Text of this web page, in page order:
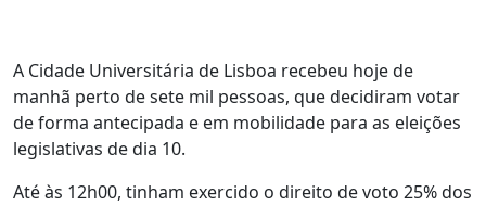
A Cidade Universitária de Lisboa recebeu hoje de
manhã perto de sete mil pessoas, que decidiram votar
de forma antecipada e em mobilidade para as eleições
legislativas de dia 10.
Até às 12h00, tinham exercido o direito de voto 25% dos